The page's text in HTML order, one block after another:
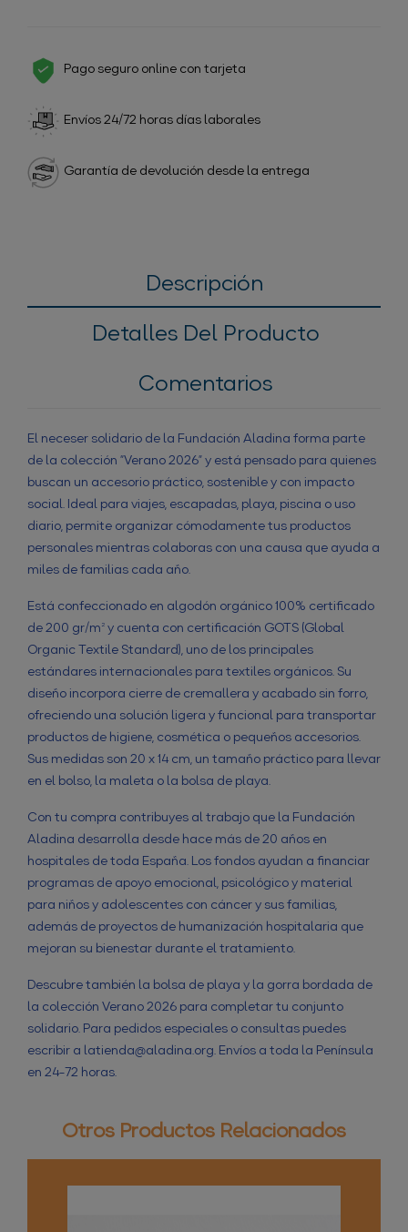
Pago seguro online con tarjeta
Envíos 24/72 horas días laborales
Garantía de devolución desde la entrega
Descripción
Detalles Del Producto
Comentarios
El neceser solidario de la Fundación Aladina forma parte
de la colección “Verano 2026” y está pensado para quienes
buscan un accesorio práctico, sostenible y con impacto
social. Ideal para viajes, escapadas, playa, piscina o uso
diario, permite organizar cómodamente tus productos
personales mientras colaboras con una causa que ayuda a
miles de familias cada año.
Está confeccionado en algodón orgánico 100% certificado
de 200 gr/m² y cuenta con certificación GOTS (Global
Organic Textile Standard), uno de los principales
estándares internacionales para textiles orgánicos. Su
diseño incorpora cierre de cremallera y acabado sin forro,
ofreciendo una solución ligera y funcional para transportar
productos de higiene, cosmética o pequeños accesorios.
Sus medidas son 20 x 14 cm, un tamaño práctico para llevar
en el bolso, la maleta o la bolsa de playa.
Con tu compra contribuyes al trabajo que la Fundación
Aladina desarrolla desde hace más de 20 años en
hospitales de toda España. Los fondos ayudan a financiar
programas de apoyo emocional, psicológico y material
para niños y adolescentes con cáncer y sus familias,
además de proyectos de humanización hospitalaria que
mejoran su bienestar durante el tratamiento.
Descubre también la bolsa de playa y la gorra bordada de
la colección Verano 2026 para completar tu conjunto
solidario. Para pedidos especiales o consultas puedes
escribir a latienda@aladina.org. Envíos a toda la Península
en 24-72 horas.
Otros Productos Relacionados